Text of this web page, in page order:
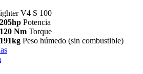
V4 S 100
205hp Potencia
120 Nm Torque
191kg Peso húmedo (sin combustible)